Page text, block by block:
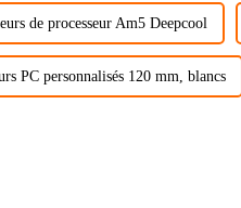
de processeur Am5 Deepcool
PC personnalisés 120 mm, blancs